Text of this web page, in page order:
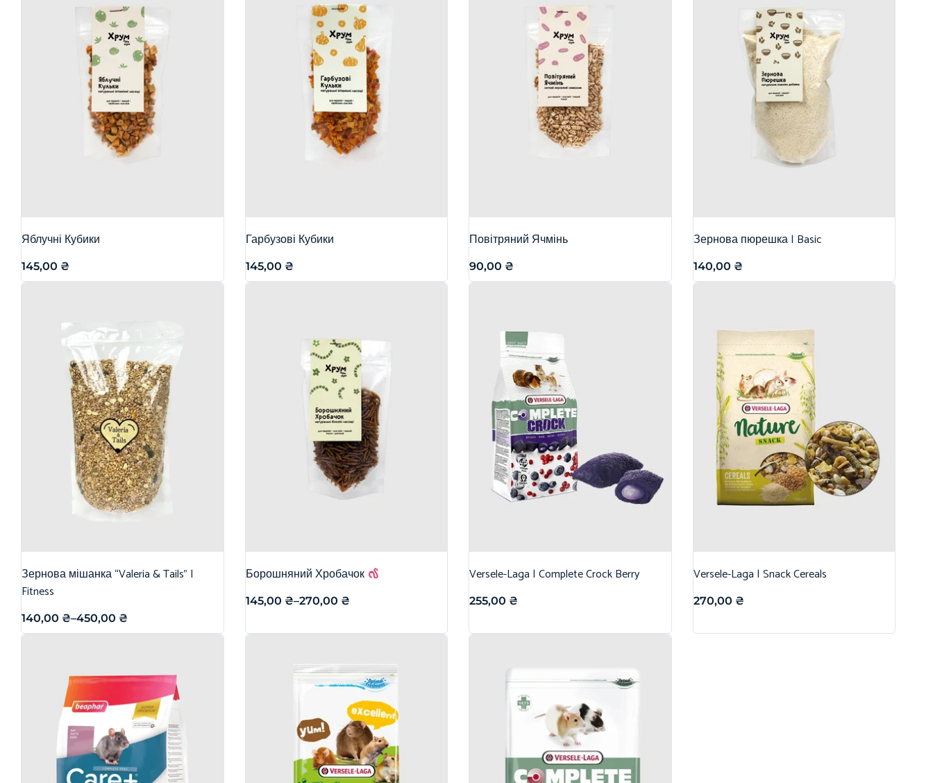
Яблучні Кубики
145,00 ₴
Гарбузові Кубики
145,00 ₴
Повітряний Ячмінь
90,00 ₴
Зернова пюрешка | Basic
140,00 ₴
Зернова мішанка “Valeria & Tails” |
Fitness
140,00 ₴–450,00 ₴
Борошняний Хробачок
145,00 ₴–270,00 ₴
Versele-Laga | Complete Crock Berry
255,00 ₴
Versele-Laga | Snack Cereals
270,00 ₴